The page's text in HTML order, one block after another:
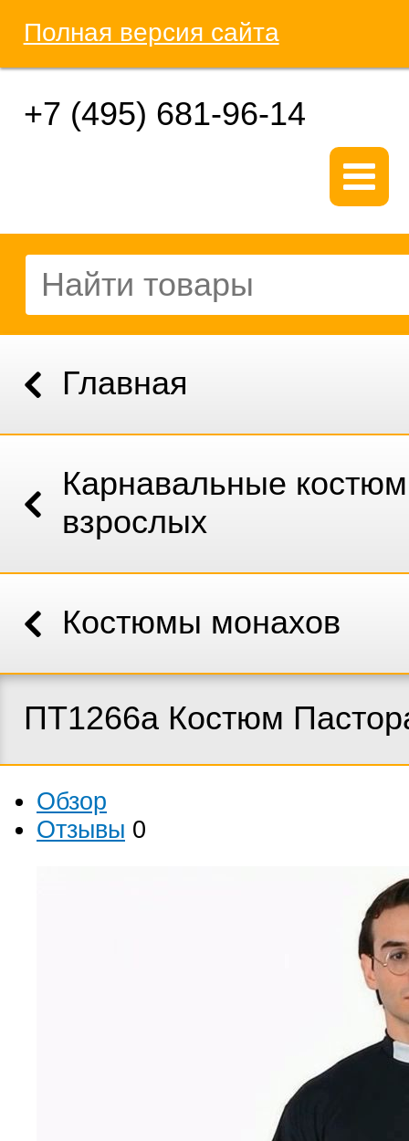
Полная версия сайта
+7 (495) 681-96-14
Главная
Карнавальные
взрослых
Костюмы монахов
ПТ1266а Костюм
Обзор
Отзывы 0